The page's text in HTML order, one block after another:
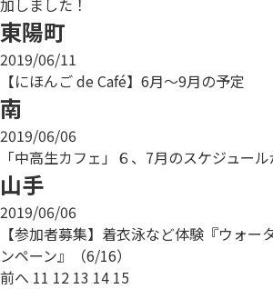
加しました！
東陽町
2019/06/11
【にほんご de Café】6月～9月の予定
南
2019/06/06
「中高生カフェ」６、7月のスケジュー
山手
2019/06/06
【参加者募集】着衣泳など体験『ウォー
ンペーン』（6/16）
前へ 11 12 13 14 15